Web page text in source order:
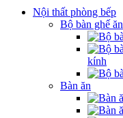
Nội thất phòng bếp
Bộ bàn ghế ăn
kính
Bàn ăn